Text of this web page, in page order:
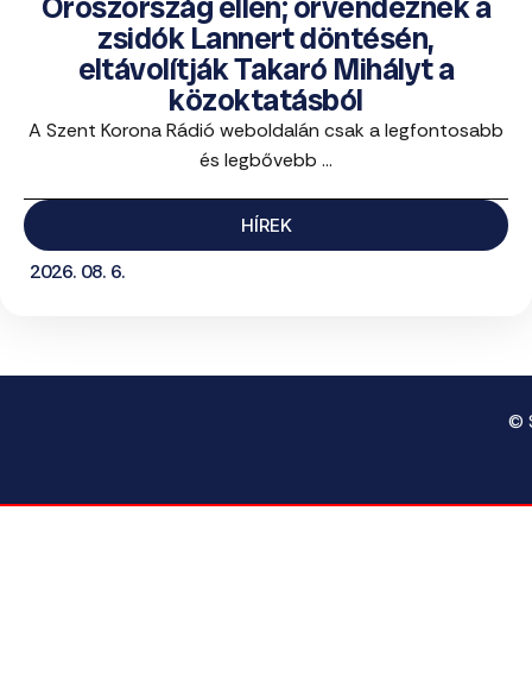
zsidók Lannert döntésén,
eltávolítják Takaró Mihályt a
közoktatásból
A Szent Korona Rádió weboldalán csak a legfontosabb
és legbővebb ...
HÍREK
2026. 08. 6.
©